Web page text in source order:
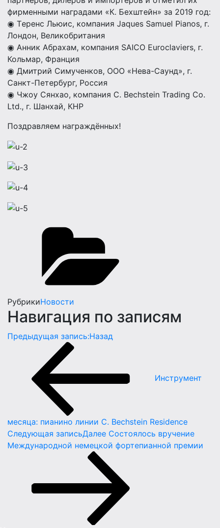
фирменными наградами «К. Бехштейн» за 2019 год:
◉ Tеренс Льюис, компания Jaques Samuel Pianos, г.
Лондон, Великобритания
◉ Анник Абрахам, компания SAICO Euroclaviers, г.
Кольмар, Франция
◉ Дмитрий Симученков, ООО «Нева-Саунд», г.
Санкт-Петербург, Россия
◉ Чжоу Сянхао, компания C. Bechstein Trading Co.
Ltd., г. Шанхай, КНР
Поздравляем награждённых!
РубрикиНовости
Навигация по записям
Предыдущая запись:Назад
Инструмент
месяца: пианино линии C. Bechstein Residence
Следующая записьДалее Состоялось вручение
Международной немецкой фортепианной премии